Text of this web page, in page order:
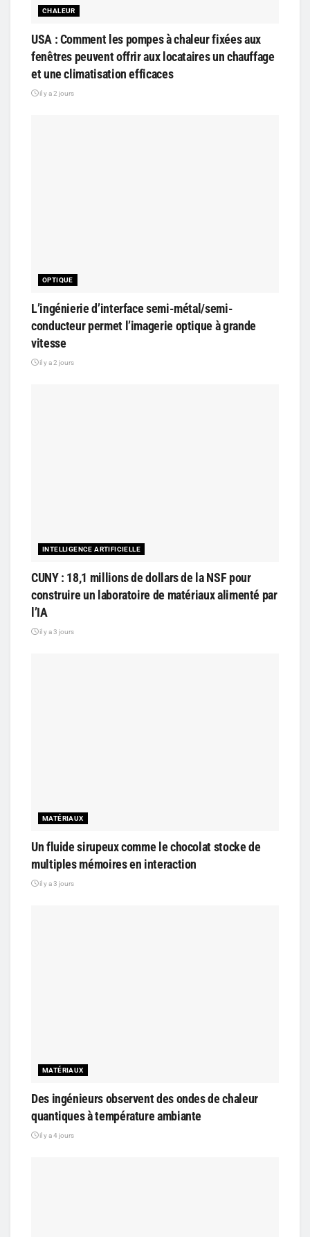
CHALEUR
USA : Comment les pompes à chaleur fixées aux
fenêtres peuvent offrir aux locataires un chauffage
et une climatisation efficaces
il y a 2 jours
OPTIQUE
L’ingénierie d’interface semi-métal/semi-
conducteur permet l’imagerie optique à grande
vitesse
il y a 2 jours
INTELLIGENCE ARTIFICIELLE
CUNY : 18,1 millions de dollars de la NSF pour
construire un laboratoire de matériaux alimenté par
l’IA
il y a 3 jours
MATÉRIAUX
Un fluide sirupeux comme le chocolat stocke de
multiples mémoires en interaction
il y a 3 jours
MATÉRIAUX
Des ingénieurs observent des ondes de chaleur
quantiques à température ambiante
il y a 4 jours